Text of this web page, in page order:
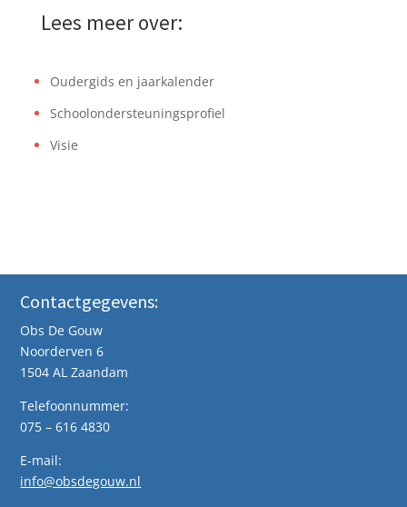
Lees meer over:
Oudergids en jaarkalender
Schoolondersteuningsprofiel
Visie
Contactgegevens:
Obs De Gouw
Noorderven 6
1504 AL Zaandam
Telefoonnummer:
075 – 616 4830
E-mail:
info@obsdegouw.nl